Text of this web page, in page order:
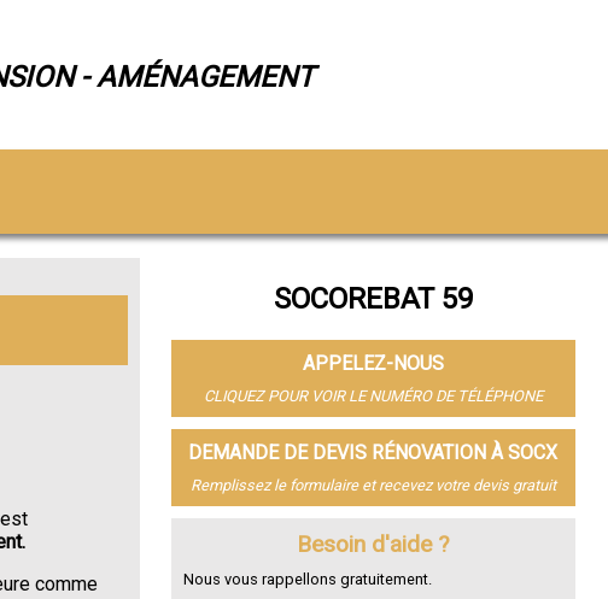
- AMÉNAGEMENT
comme
SOCOREBAT 59
APPELEZ-NOUS
CLIQUEZ POUR VOIR LE NUMÉRO DE TÉLÉPHONE
DEMANDE DE DEVIS RÉNOVATION À SOCX
Remplissez le formulaire et recevez votre devis gratuit
Besoin d'aide ?
Nous vous rappellons gratuitement.